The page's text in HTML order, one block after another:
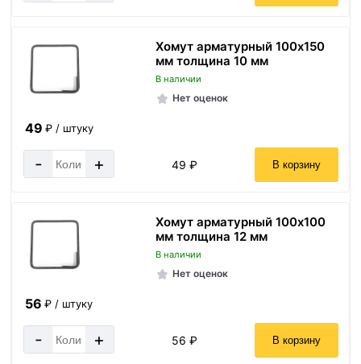
Хомут арматурный 100х150
мм толщина 10 мм
В наличии
Нет оценок
49 ₽ / штуку
- + 49 ₽ В корзину
Хомут арматурный 100х100
мм толщина 12 мм
В наличии
Нет оценок
56 ₽ / штуку
- + 56 ₽ В корзину